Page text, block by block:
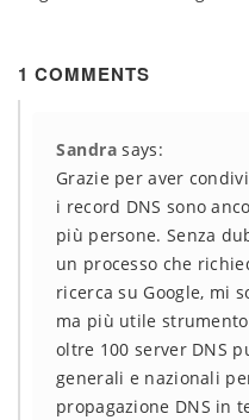
1 COMMENTS
Sandra says:
Grazie per aver
i record DNS sono
più persone. Senza
un processo che
ricerca su Google, mi
ma più utile strumento
oltre 100 server DNS
generali e nazionali
propagazione DNS in